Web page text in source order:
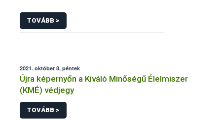
TOVÁBB >
2021. október 8, péntek
Újra képernyőn a Kiváló Minőségű Élelmiszer
(KMÉ) védjegy
TOVÁBB >